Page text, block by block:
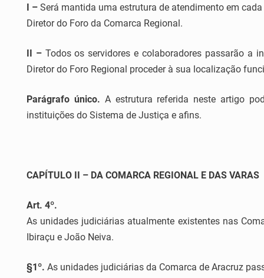
I –Será mantida uma estrutura de atendimento em
Diretor do Foro da Comarca Regional.
II –Todos os servidores e colaboradores passarão a
Diretor do Foro Regional proceder à sua localização
Parágrafo único. A estrutura referida neste artigo
instituições do Sistema de Justiça e afins.
CAPÍTULO II – DA COMARCA REGIONAL E DAS VARAS
Art. 4º.
As unidades judiciárias atualmente existentes nas
Ibiraçu e João Neiva.
§1º. As unidades judiciárias da Comarca de Aracruz